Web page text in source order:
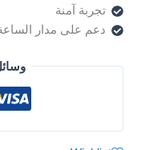
تجربة آمنة
دعم على مدار